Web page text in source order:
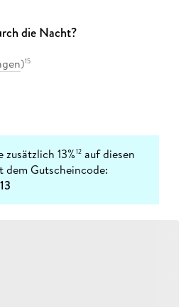
die Nacht?
)15
zusätzlich 13%12 auf diesen
dem Gutscheincode: